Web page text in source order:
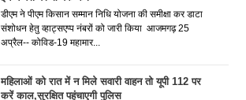
डीएम ने पीएम किसान सम्मान निधि योजना की समीक्षा कर डाटा
संशोधन हेतु व्हाट्सएप्प नंबरों को जारी किया आजमगढ़ 25
अप्रैल-- कोविड-19 महामार...
महिलाओं को रात में न मिले सवारी वाहन तो यूपी 112 पर
करें काल,सुरक्षित पहुंचाएगी पुलिस